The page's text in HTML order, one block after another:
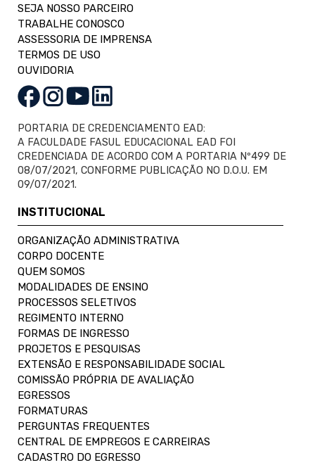
SEJA NOSSO PARCEIRO
TRABALHE CONOSCO
ASSESSORIA DE IMPRENSA
TERMOS DE USO
OUVIDORIA
PORTARIA DE CREDENCIAMENTO EAD:
A FACULDADE FASUL EDUCACIONAL EAD FOI
CREDENCIADA DE ACORDO COM A PORTARIA Nº499 DE
08/07/2021, CONFORME PUBLICAÇÃO NO D.O.U. EM
09/07/2021.
INSTITUCIONAL
ORGANIZAÇÃO ADMINISTRATIVA
CORPO DOCENTE
QUEM SOMOS
MODALIDADES DE ENSINO
PROCESSOS SELETIVOS
REGIMENTO INTERNO
FORMAS DE INGRESSO
PROJETOS E PESQUISAS
EXTENSÃO E RESPONSABILIDADE SOCIAL
COMISSÃO PRÓPRIA DE AVALIAÇÃO
EGRESSOS
FORMATURAS
PERGUNTAS FREQUENTES
CENTRAL DE EMPREGOS E CARREIRAS
CADASTRO DO EGRESSO